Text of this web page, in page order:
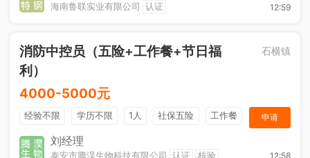
海南鲁联实业有限公司 认证 12:59
消防中控员（五险+工作餐+节日福
利）
石横镇
4000-5000元
经验不限 学历不限 1人 社保五险
工作餐
节日福利
申请
刘经理
泰安市腾淏生物科技有限公司 认证 核验 12:58